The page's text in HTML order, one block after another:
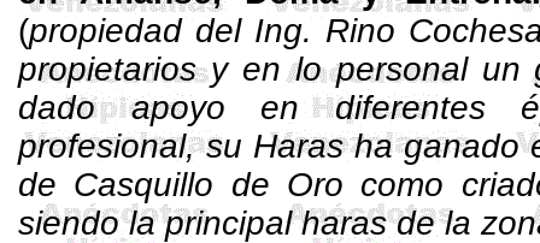
(propiedad del Ing. Rino
propietarios y en lo personal un
dado apoyo en diferentes
profesional, su Haras ha ganado
de Casquillo de Oro como
siendo la principal haras de la